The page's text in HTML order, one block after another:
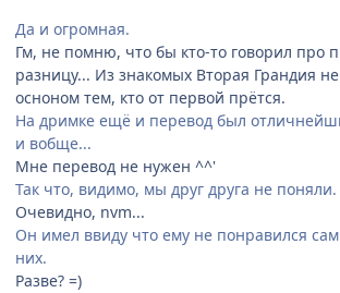
Да и огромная.
Гм, не помню, что бы кто-то говорил про
разницу... Из знакомых Вторая Грандия
осноном тем, кто от первой прётся.
На дримке ещё и перевод был
и вобще...
Мне перевод не нужен ^^'
Так что, видимо, мы друг друга не поняли.
Очевидно, nvm...
Он имел ввиду что ему не понравился
них.
Разве? =)